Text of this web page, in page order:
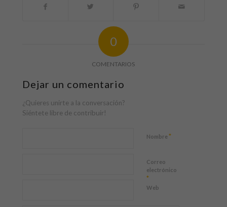
0
COMENTARIOS
Dejar un comentario
¿Quieres unirte a la conversación?
Siéntete libre de contribuir!
Nombre *
Correo
electrónico
*
Web